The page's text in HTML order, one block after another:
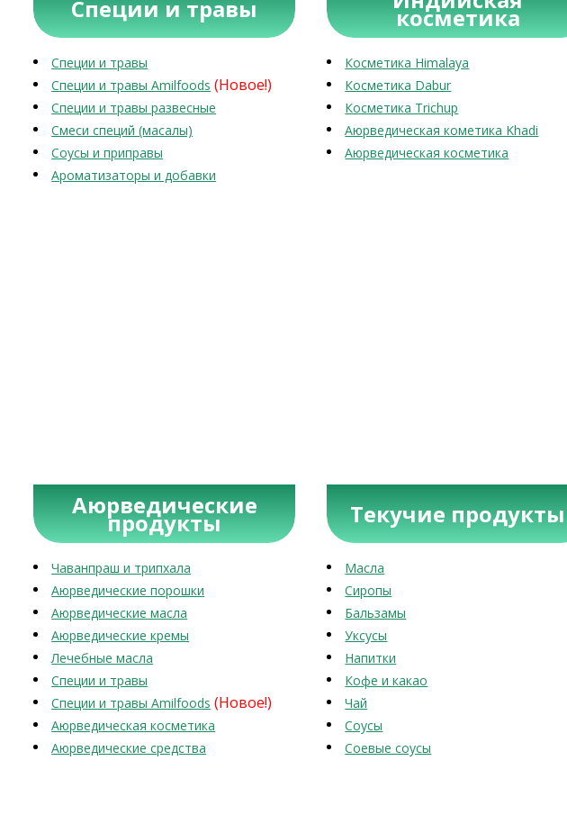
Специи и травы
Специи и травы
Специи и травы Amilfoods (Новое!)
Специи и травы развесные
Смеси специй (масалы)
Соусы и приправы
Ароматизаторы и добавки
косметика
Косметика Himalaya
Косметика Dabur
Косметика Trichup
Аюрведическая кометика Khadi
Аюрведическая косметика
Аюрведические
продукты
Чаванпраш и трипхала
Аюрведические порошки
Аюрведические масла
Аюрведические кремы
Лечебные масла
Специи и травы
Специи и травы Amilfoods (Новое!)
Аюрведическая косметика
Аюрведические средства
Текучие продукты
Масла
Сиропы
Бальзамы
Уксусы
Напитки
Кофе и какао
Чай
Соусы
Соевые соусы